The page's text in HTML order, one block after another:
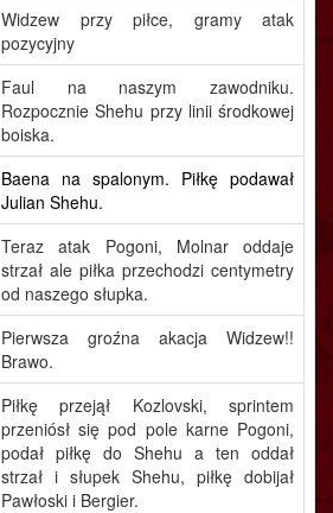
Widzew przy piłce, gramy atak
pozycyjny
Faul na naszym zawodniku.
Rozpocznie Shehu przy linii środkowej
boiska.
Baena na spalonym. Piłkę podawał
Julian Shehu.
Teraz atak Pogoni, Molnar oddaje
strzał ale piłka przechodzi centymetry
od naszego słupka.
Pierwsza groźna akacja Widzew!!
Brawo.
Piłkę przejął Kozlovski, sprintem
przeniósł się pod pole karne Pogoni,
podał piłkę do Shehu a ten oddał
strzał i słupek Shehu, piłkę dobijał
Pawłoski i Bergier.